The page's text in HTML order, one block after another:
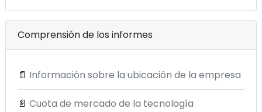
Comprensión de los informes
📄 Información sobre la ubicación de la empresa
📄 Cuota de mercado de la tecnología